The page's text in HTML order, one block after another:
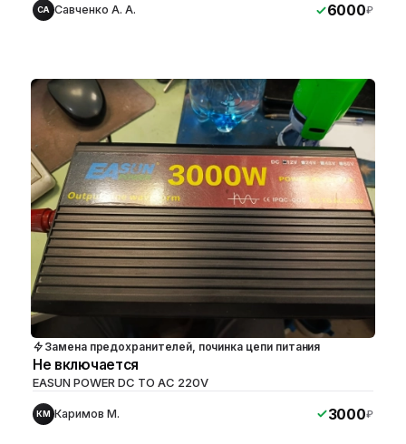
СА Савченко А. А. 6000₽
Замена предохранителей, починка цепи питания
Не включается
EASUN POWER DC TO AC 220V
КМ Каримов М. 3000₽